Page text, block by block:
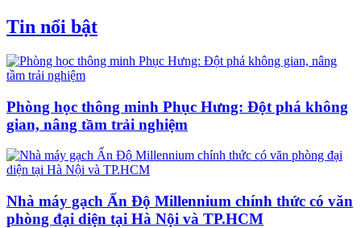
Tin nổi bật
Phòng học thông minh Phục Hưng: Đột phá không
gian, nâng tầm trải nghiệm
Nhà máy gạch Ấn Độ Millennium chính thức có văn
phòng đại diện tại Hà Nội và TP.HCM